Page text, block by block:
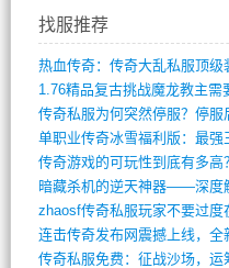
找服推荐
1.76精品复古挑战魔龙教主需
传奇游戏的可玩性到底有多高
zhaosf传奇私服玩家不要过度